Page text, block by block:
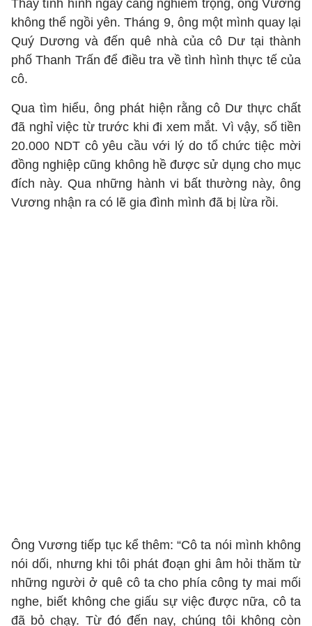
Thấy tình hình ngày càng nghiêm trọng, ông Vương
không thể ngồi yên. Tháng 9, ông một mình quay lại
Quý Dương và đến quê nhà của cô Dư tại thành
phố Thanh Trấn để điều tra về tình hình thực tế của
cô.
Qua tìm hiểu, ông phát hiện rằng cô Dư thực chất
đã nghỉ việc từ trước khi đi xem mắt. Vì vậy, số tiền
20.000 NDT cô yêu cầu với lý do tổ chức tiệc mời
đồng nghiệp cũng không hề được sử dụng cho mục
đích này. Qua những hành vi bất thường này, ông
Vương nhận ra có lẽ gia đình mình đã bị lừa rồi.
Ông Vương tiếp tục kể thêm: “Cô ta nói mình không
nói dối, nhưng khi tôi phát đoạn ghi âm hỏi thăm từ
những người ở quê cô ta cho phía công ty mai mối
nghe, biết không che giấu sự việc được nữa, cô ta
đã bỏ chạy. Từ đó đến nay, chúng tôi không còn